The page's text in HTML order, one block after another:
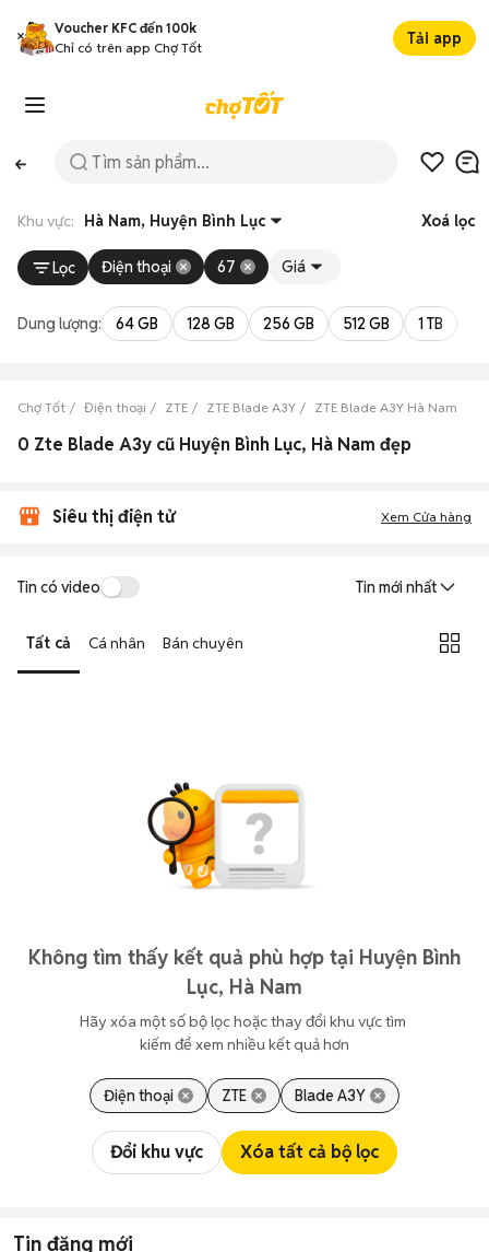
Voucher KFC đến 100k
Chỉ có trên app Chợ Tốt
Tải app
Khu vực: Hà Nam, Huyện Bình Lục Xoá lọc
Lọc Điện thoại 67 Giá
Dung lượng: 64 GB 128 GB 256 GB 512 GB 1 TB
Chợ Tốt Điện thoại ZTE ZTE Blade A3Y ZTE Blade A3Y Hà Nam
0 Zte Blade A3y cũ Huyện Bình Lục, Hà Nam đẹp
Siêu thị điện tử Xem Cửa hàng
Tin có video Tin mới nhất
Tất cả Cá nhân Bán chuyên
Không tìm thấy kết quả phù hợp tại Huyện Bình
Lục, Hà Nam
Hãy xóa một số bộ lọc hoặc thay đổi khu vực tìm
kiếm để xem nhiều kết quả hơn
Điện thoại ZTE Blade A3Y
Đổi khu vực Xóa tất cả bộ lọc
Tin đăng mới